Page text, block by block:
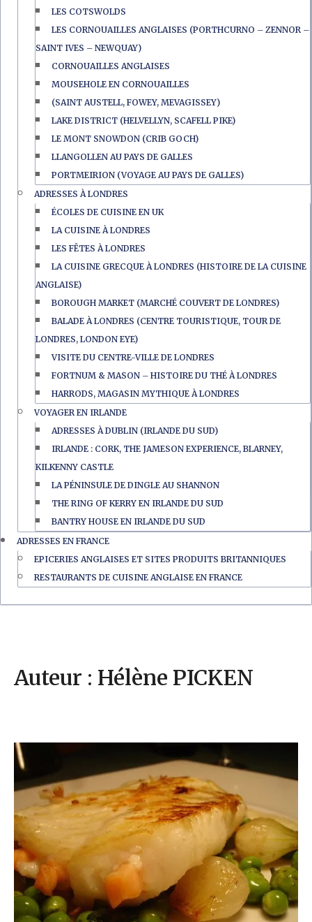
LES COTSWOLDS
LES CORNOUAILLES ANGLAISES (PORTHCURNO – ZENNOR –
SAINT IVES – NEWQUAY)
CORNOUAILLES ANGLAISES
MOUSEHOLE EN CORNOUAILLES
(SAINT AUSTELL, FOWEY, MEVAGISSEY)
LAKE DISTRICT (HELVELLYN, SCAFELL PIKE)
LE MONT SNOWDON (CRIB GOCH)
LLANGOLLEN AU PAYS DE GALLES
PORTMEIRION (VOYAGE AU PAYS DE GALLES)
ADRESSES À LONDRES
ÉCOLES DE CUISINE EN UK
LA CUISINE À LONDRES
LES FÊTES À LONDRES
LA CUISINE GRECQUE À LONDRES (HISTOIRE DE LA CUISINE
ANGLAISE)
BOROUGH MARKET (MARCHÉ COUVERT DE LONDRES)
BALADE À LONDRES (CENTRE TOURISTIQUE, TOUR DE
LONDRES, LONDON EYE)
VISITE DU CENTRE-VILLE DE LONDRES
FORTNUM & MASON – HISTOIRE DU THÉ À LONDRES
HARRODS, MAGASIN MYTHIQUE À LONDRES
VOYAGER EN IRLANDE
ADRESSES À DUBLIN (IRLANDE DU SUD)
IRLANDE : CORK, THE JAMESON EXPERIENCE, BLARNEY,
KILKENNY CASTLE
LA PÉNINSULE DE DINGLE AU SHANNON
THE RING OF KERRY EN IRLANDE DU SUD
BANTRY HOUSE EN IRLANDE DU SUD
ADRESSES EN FRANCE
EPICERIES ANGLAISES ET SITES PRODUITS BRITANNIQUES
RESTAURANTS DE CUISINE ANGLAISE EN FRANCE
Auteur : Hélène PICKEN